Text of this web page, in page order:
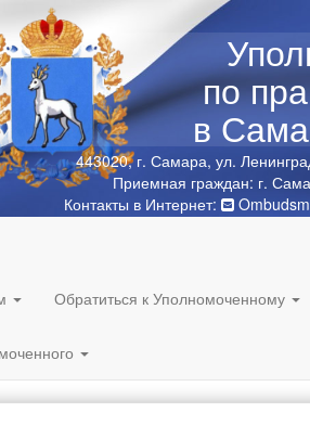
по
в
443020, г. Самара, ул.
Приемная граждан: г.
Контакты в Интернет:
Обратиться к Уполномоченному